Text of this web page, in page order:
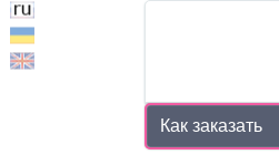
Как заказать